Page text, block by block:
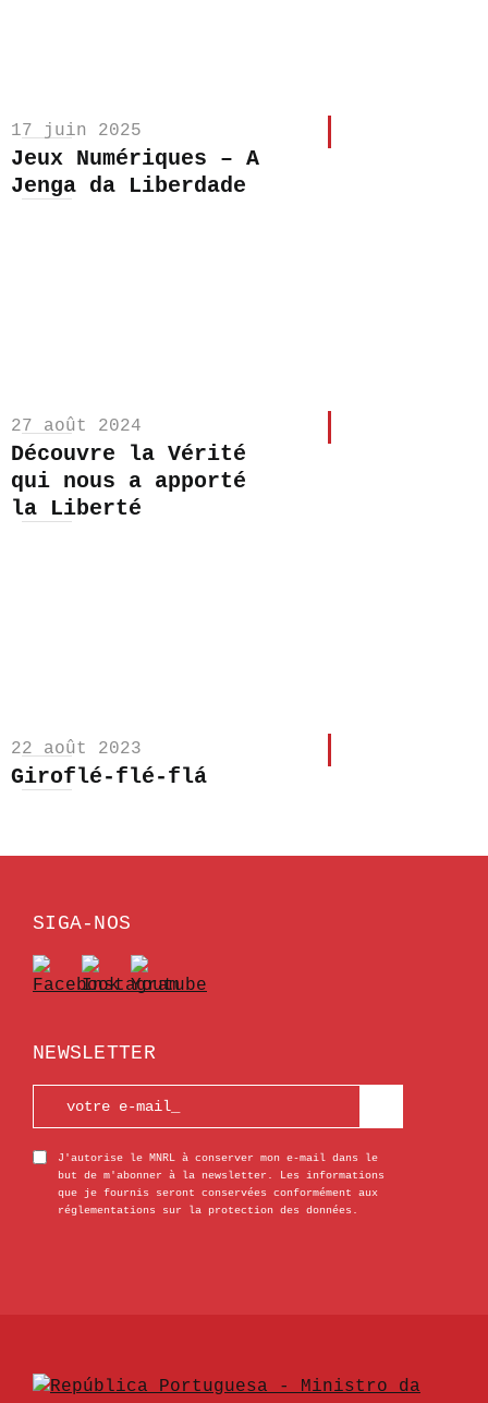
17 juin 2025
Jeux Numériques – A
Jenga da Liberdade
27 août 2024
Découvre la Vérité
qui nous a apporté
la Liberté
22 août 2023
Giroflé-flé-flá
SIGA-NOS
NEWSLETTER
J'autorise le MNRL à conserver mon e-mail dans le
but de m'abonner à la newsletter. Les informations
que je fournis seront conservées conformément aux
réglementations sur la protection des données.